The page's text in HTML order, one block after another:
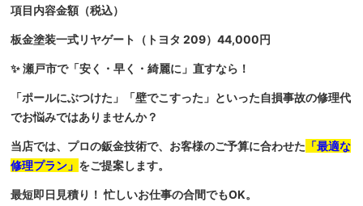
項目内容金額（税込）
板金塗装一式リヤゲート（トヨタ 209）44,000円
✨ 瀬戸市で「安く・早く・綺麗に」直すなら！
「ポールにぶつけた」「壁でこすった」といった自損事故の修理代
でお悩みではありませんか？
当店では、プロの鈑金技術で、お客様のご予算に合わせた 「最適な
修理プラン」 をご提案します。
最短即日見積り！ 忙しいお仕事の合間でもOK。